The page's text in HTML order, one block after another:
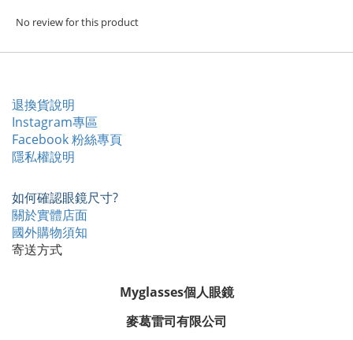
No review for this product
退換貨說明
Instagram專區
Facebook 粉絲專頁
隱私權說明
如何確認眼鏡尺寸?
關於實體店面
國外購物須知
寄送方式
Myglasses個人眼鏡
麥葛雷司有限公司